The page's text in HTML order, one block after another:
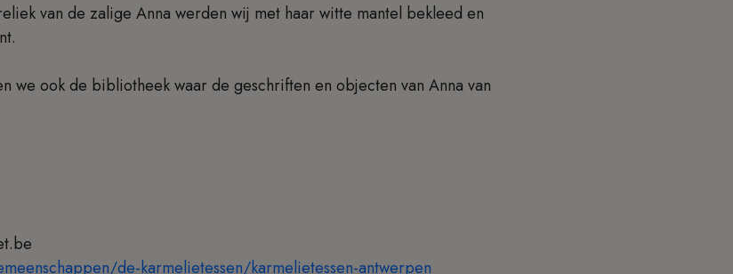
van de zalige Anna werden wij met haar witte mantel bekleed en
we ook de bibliotheek waar de geschriften en objecten van Anna van
de-karmelietessen/karmelietessen-antwerpen